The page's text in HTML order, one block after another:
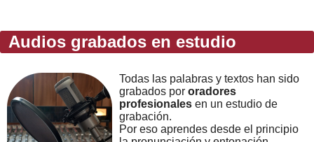
Audios grabados en estudio
Todas las palabras y textos han sido
grabados por oradores
profesionales en un estudio de
grabación.
Por eso aprendes desde el principio